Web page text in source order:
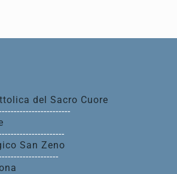
del Sacro Cuore
San Zeno